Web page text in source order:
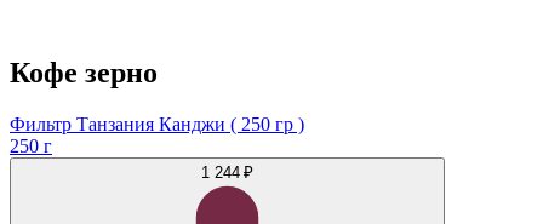
Кофе зерно
Фильтр Танзания Канджи ( 250 гр )
250 г
1 244 ₽